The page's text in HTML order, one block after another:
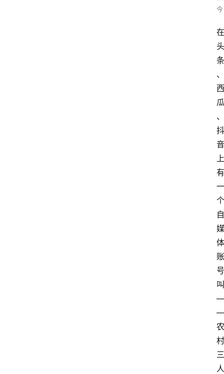
在
头
条
、
西
瓜
、
抖
音
上
有
一
个
自
媒
体
账
号
叫
—
—
农
村
三
人